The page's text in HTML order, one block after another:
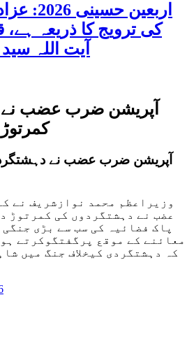
اربعین
کی ترویج کا ذریعہ ہے،
آیت اللہ
آپریشن ضرب عضب
آپریشن ضرب عضب نے
وزیراعظم محمد نوازشریف نے
عضب نے دہشتگردوں کی کمرتوڑ
پاک فضائیہ کی سب سے بڑی
معائنے کے موقع پرگفتگوکرتے
کہ دہشتگردی کیخلاف جنگ میں